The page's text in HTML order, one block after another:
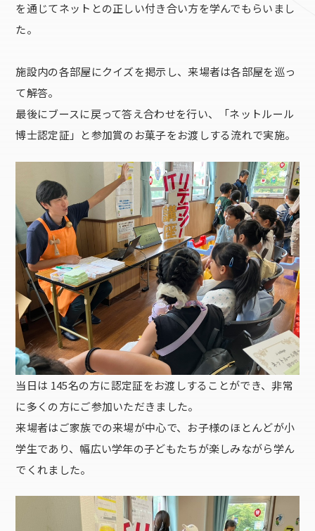
を通じてネットとの正しい付き合い方を学んでもらいまし
た。
施設内の各部屋にクイズを掲示し、来場者は各部屋を巡っ
て解答。
最後にブースに戻って答え合わせを行い、「ネットルール
博士認定証」と参加賞のお菓子をお渡しする流れで実施。
当日は 145名の方に認定証をお渡しすることができ、非常
に多くの方にご参加いただきました。
来場者はご家族での来場が中心で、お子様のほとんどが小
学生であり、幅広い学年の子どもたちが楽しみながら学ん
でくれました。